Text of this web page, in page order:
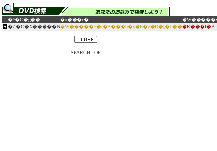
�^�C�g�� �o���ғ�
�A�C�X�����N�W�����E�t�B���b�v�E�g�D�[�T���R���f�B
SEARCH TOP